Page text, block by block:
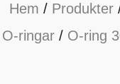
Hem / Produkter
O-ringar/ O-ring